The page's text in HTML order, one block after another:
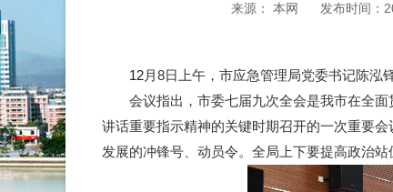
来源： 本网 发布时间：
12月8日上午，市应急管理局党委书记陈泓
会议指出，市委七届九次全会是我市在全面
讲话重要指示精神的关键时期召开的一次重要
发展的冲锋号、动员令。全局上下要提高政治